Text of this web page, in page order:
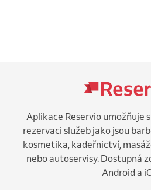
Aplikace Reservio umožňuje
rezervaci služeb jako jsou
kosmetika, kadeřnictví,
nebo autoservisy. Dostupná
Android a